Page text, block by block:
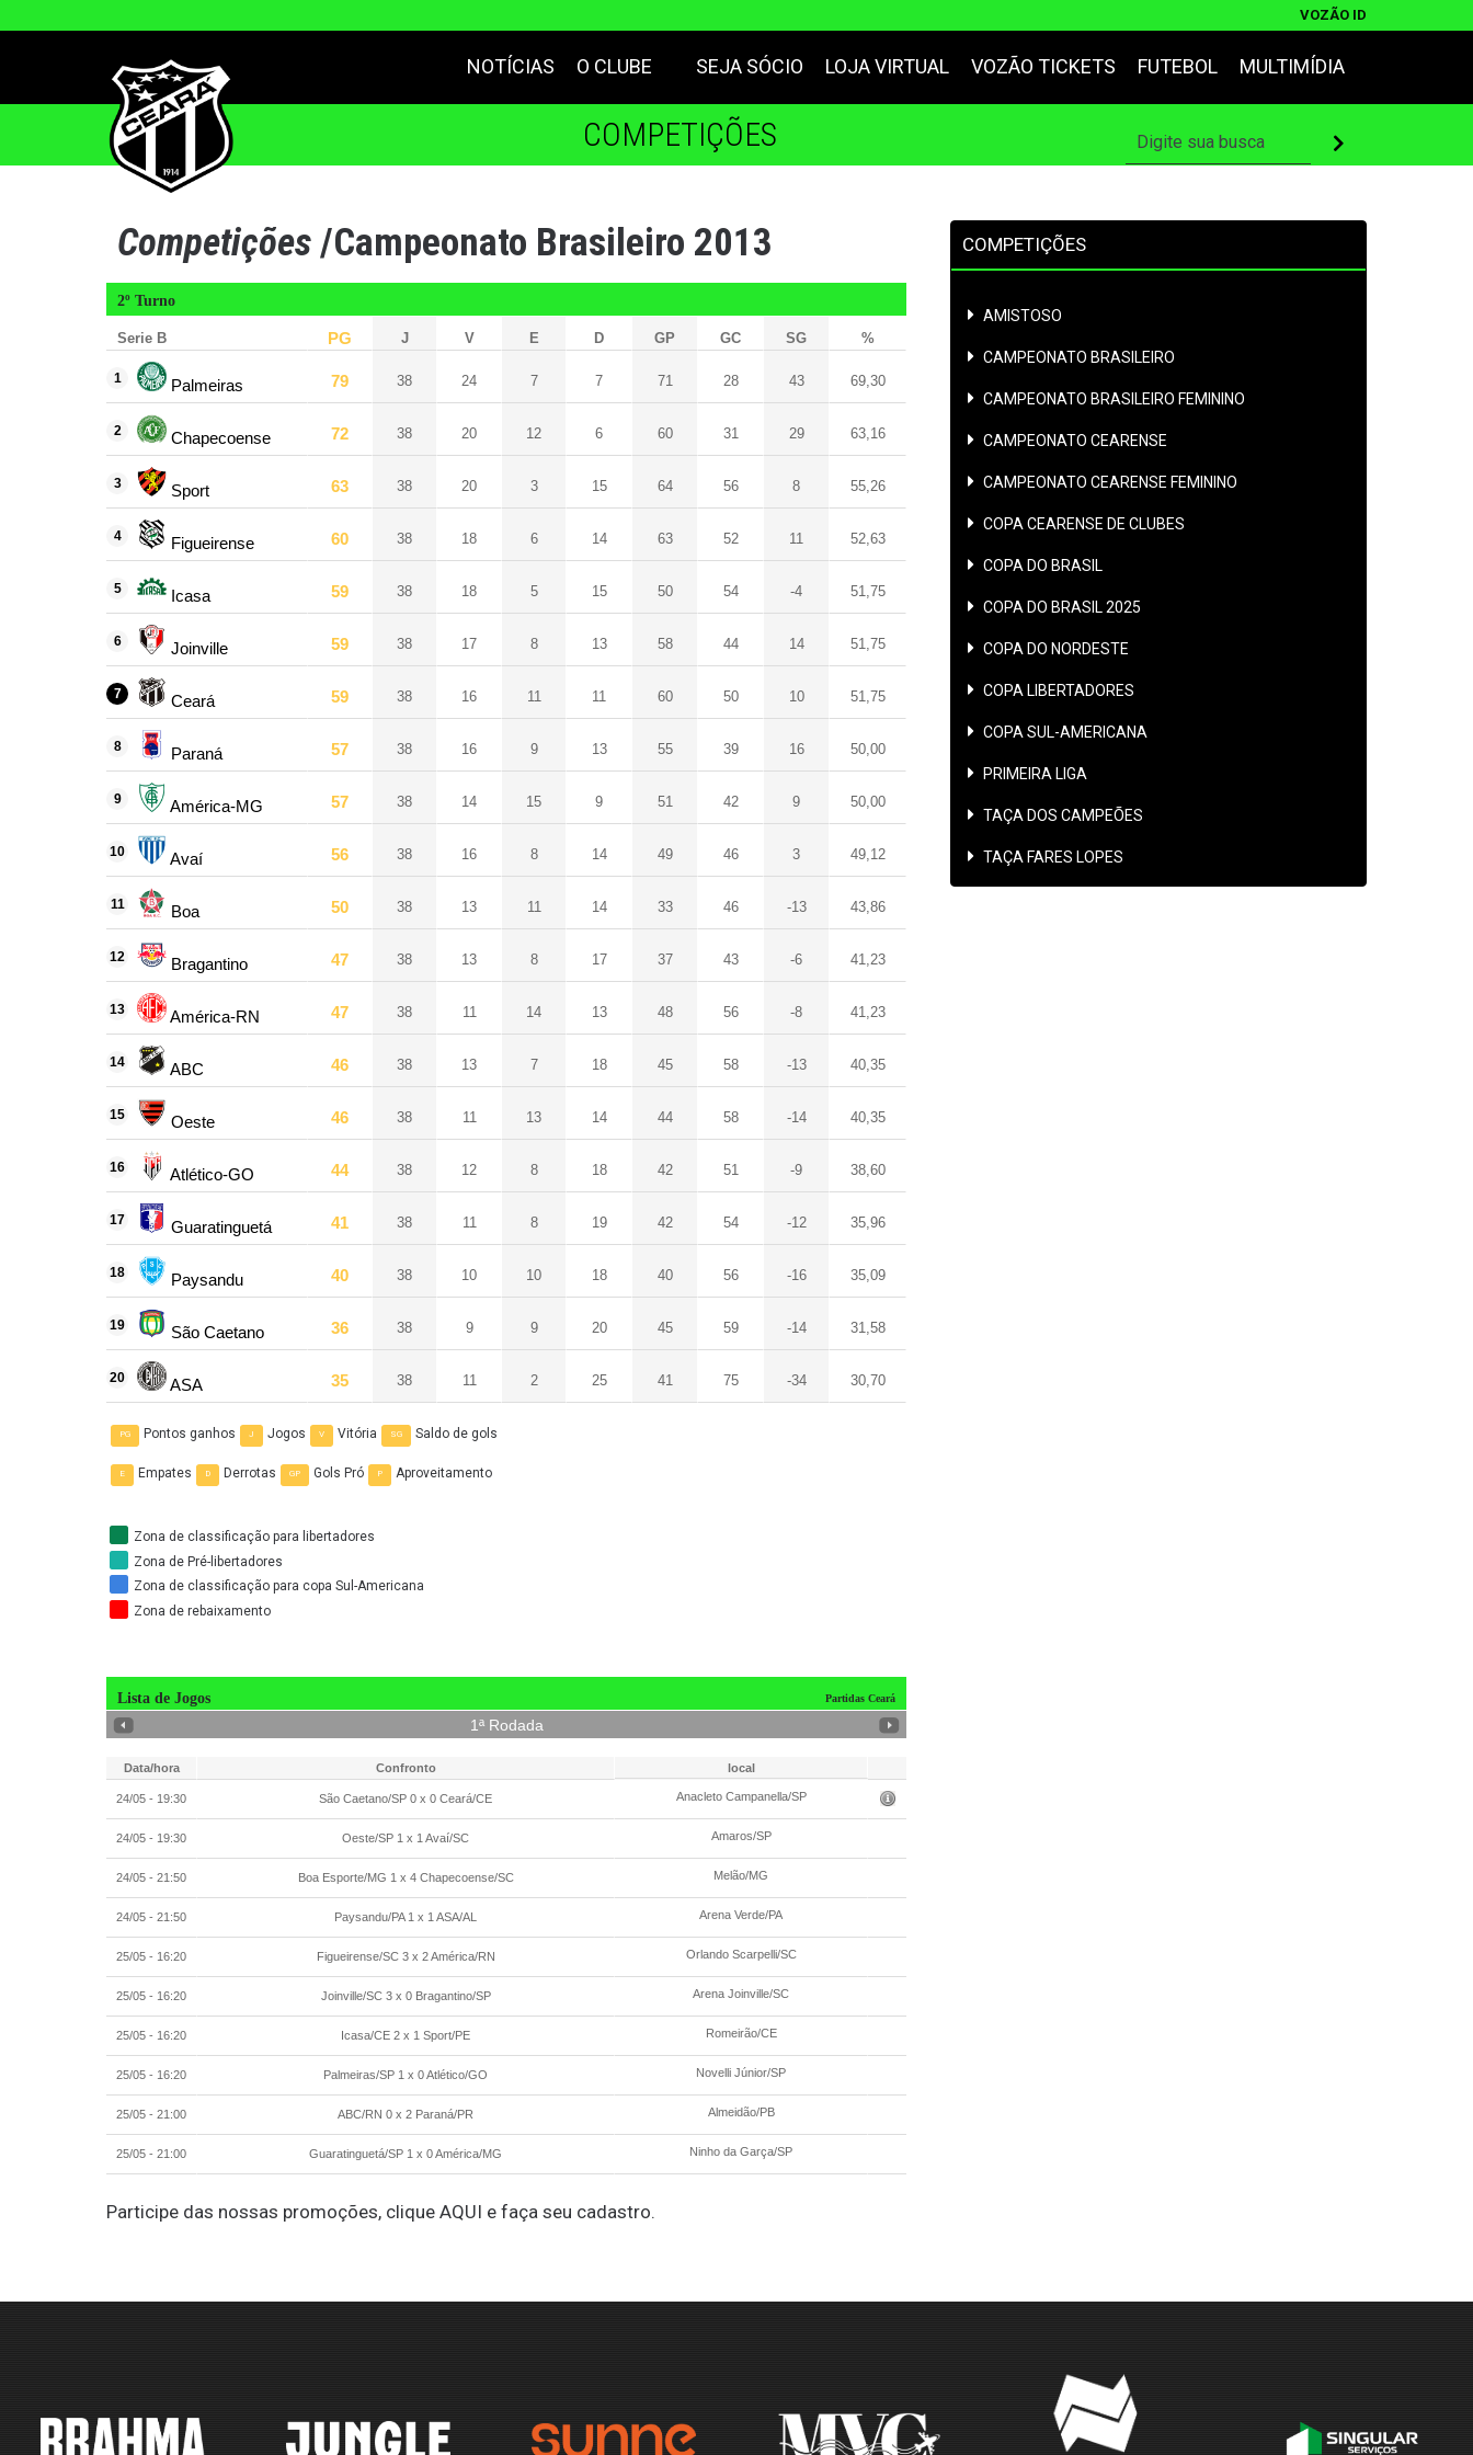
VOZÃO ID
NOTÍCIAS O CLUBE SEJA SÓCIO LOJA VIRTUAL VOZÃO TICKETS FUTEBOL MULTIMÍDIA
COMPETIÇÕES
Competições/Campeonato Brasileiro 2013
2º Turno
Serie B PG J V E D GP GC SG %
1 Palmeiras 79 38 24 7 7 71 28 43 69,30
2 Chapecoense 72 38 20 12 6 60 31 29 63,16
3 Sport 63 38 20 3 15 64 56 8 55,26
4 Figueirense 60 38 18 6 14 63 52 11 52,63
5 Icasa 59 38 18 5 15 50 54 -4 51,75
6 Joinville 59 38 17 8 13 58 44 14 51,75
7 Ceará 59 38 16 11 11 60 50 10 51,75
8 Paraná 57 38 16 9 13 55 39 16 50,00
9 América-MG 57 38 14 15 9 51 42 9 50,00
10 Avaí 56 38 16 8 14 49 46 3 49,12
11 Boa 50 38 13 11 14 33 46 -13 43,86
12 Bragantino 47 38 13 8 17 37 43 -6 41,23
13 América-RN 47 38 11 14 13 48 56 -8 41,23
14 ABC 46 38 13 7 18 45 58 -13 40,35
15 Oeste 46 38 11 13 14 44 58 -14 40,35
16 Atlético-GO 44 38 12 8 18 42 51 -9 38,60
17 Guaratinguetá 41 38 11 8 19 42 54 -12 35,96
18 Paysandu 40 38 10 10 18 40 56 -16 35,09
19 São Caetano 36 38 9 9 20 45 59 -14 31,58
20 ASA 35 38 11 2 25 41 75 -34 30,70
PG Pontos ganhos J Jogos V Vitória SG Saldo de gols
E Empates D Derrotas GP Gols Pró P Aproveitamento
Zona de classificação para libertadores
Zona de Pré-libertadores
Zona de classificação para copa Sul-Americana
Zona de rebaixamento
Lista de Jogos Partidas Ceará
1ª Rodada
Data/hora Confronto local
24/05 - 19:30 São Caetano/SP 0 x 0 Ceará/CE Anacleto Campanella/SP
24/05 - 19:30 Oeste/SP 1 x 1 Avaí/SC Amaros/SP
24/05 - 21:50 Boa Esporte/MG 1 x 4 Chapecoense/SC Melão/MG
24/05 - 21:50 Paysandu/PA 1 x 1 ASA/AL Arena Verde/PA
25/05 - 16:20 Figueirense/SC 3 x 2 América/RN Orlando Scarpelli/SC
25/05 - 16:20 Joinville/SC 3 x 0 Bragantino/SP Arena Joinville/SC
25/05 - 16:20 Icasa/CE 2 x 1 Sport/PE Romeirão/CE
25/05 - 16:20 Palmeiras/SP 1 x 0 Atlético/GO Novelli Júnior/SP
25/05 - 21:00 ABC/RN 0 x 2 Paraná/PR Almeidão/PB
25/05 - 21:00 Guaratinguetá/SP 1 x 0 América/MG Ninho da Garça/SP
Participe das nossas promoções, clique AQUI e faça seu cadastro.
COMPETIÇÕES
AMISTOSO
CAMPEONATO BRASILEIRO
CAMPEONATO BRASILEIRO FEMININO
CAMPEONATO CEARENSE
CAMPEONATO CEARENSE FEMININO
COPA CEARENSE DE CLUBES
COPA DO BRASIL
COPA DO BRASIL 2025
COPA DO NORDESTE
COPA LIBERTADORES
COPA SUL-AMERICANA
PRIMEIRA LIGA
TAÇA DOS CAMPEÕES
TAÇA FARES LOPES